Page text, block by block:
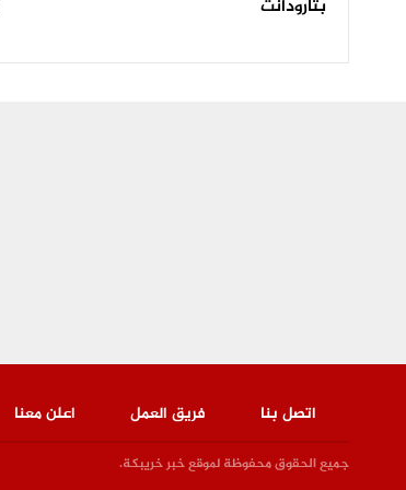
بتارودانت
اتصل بنا فريق العمل اعلن معنا
جميع الحقوق محفوظة لموقع خبر خريبكة.